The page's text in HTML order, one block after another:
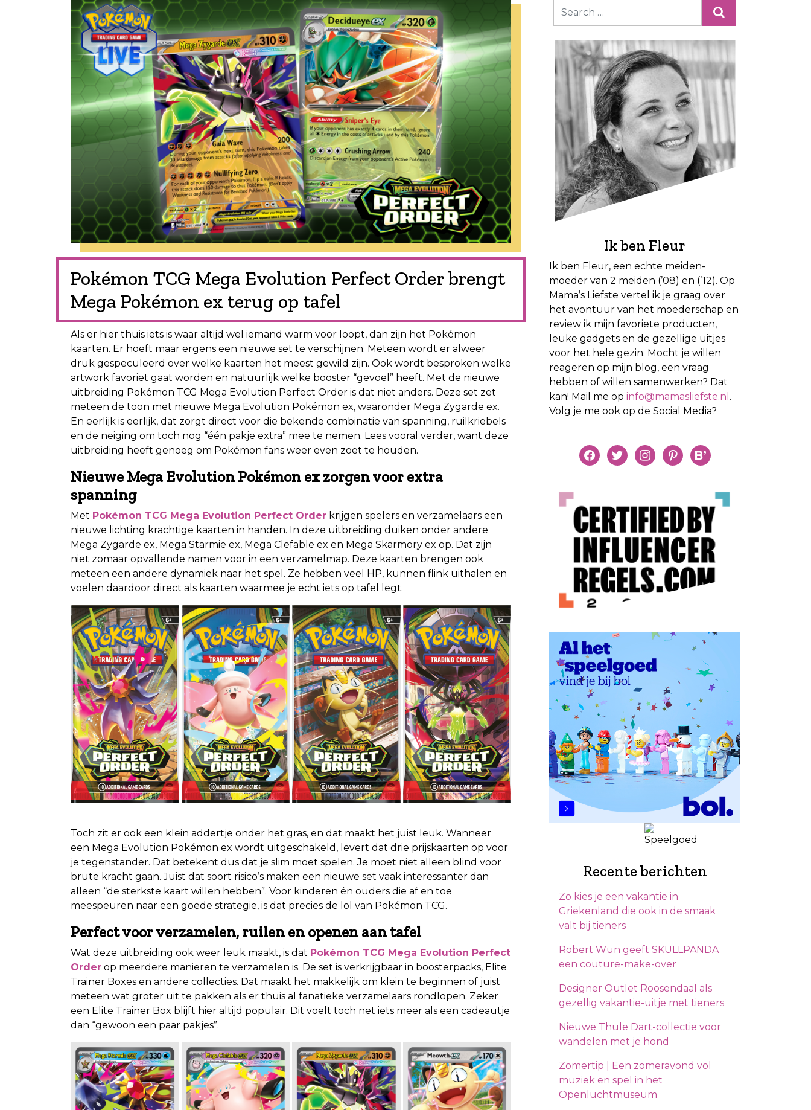
Pokémon TCG Mega Evolution Perfect Order brengt
Mega Pokémon ex terug op tafel
Als er hier thuis iets is waar altijd wel iemand warm voor loopt, dan zijn het Pokémon
kaarten. Er hoeft maar ergens een nieuwe set te verschijnen. Meteen wordt er alweer
druk gespeculeerd over welke kaarten het meest gewild zijn. Ook wordt besproken welke
artwork favoriet gaat worden en natuurlijk welke booster “gevoel” heeft. Met de nieuwe
uitbreiding Pokémon TCG Mega Evolution Perfect Order is dat niet anders. Deze set zet
meteen de toon met nieuwe Mega Evolution Pokémon ex, waaronder Mega Zygarde ex.
En eerlijk is eerlijk, dat zorgt direct voor die bekende combinatie van spanning, ruilkriebels
en de neiging om toch nog “één pakje extra” mee te nemen. Lees vooral verder, want deze
uitbreiding heeft genoeg om Pokémon fans weer even zoet te houden.
Nieuwe Mega Evolution Pokémon ex zorgen voor extra
spanning
Met Pokémon TCG Mega Evolution Perfect Order krijgen spelers en verzamelaars een
nieuwe lichting krachtige kaarten in handen. In deze uitbreiding duiken onder andere
Mega Zygarde ex, Mega Starmie ex, Mega Clefable ex en Mega Skarmory ex op. Dat zijn
niet zomaar opvallende namen voor in een verzamelmap. Deze kaarten brengen ook
meteen een andere dynamiek naar het spel. Ze hebben veel HP, kunnen flink uithalen en
voelen daardoor direct als kaarten waarmee je echt iets op tafel legt.
Toch zit er ook een klein addertje onder het gras, en dat maakt het juist leuk. Wanneer
een Mega Evolution Pokémon ex wordt uitgeschakeld, levert dat drie prijskaarten op voor
je tegenstander. Dat betekent dus dat je slim moet spelen. Je moet niet alleen blind voor
brute kracht gaan. Juist dat soort risico’s maken een nieuwe set vaak interessanter dan
alleen “de sterkste kaart willen hebben”. Voor kinderen én ouders die af en toe
meespeuren naar een goede strategie, is dat precies de lol van Pokémon TCG.
Perfect voor verzamelen, ruilen en openen aan tafel
Wat deze uitbreiding ook weer leuk maakt, is dat Pokémon TCG Mega Evolution Perfect
Order op meerdere manieren te verzamelen is. De set is verkrijgbaar in boosterpacks, Elite
Trainer Boxes en andere collecties. Dat maakt het makkelijk om klein te beginnen of juist
meteen wat groter uit te pakken als er thuis al fanatieke verzamelaars rondlopen. Zeker
een Elite Trainer Box blijft hier altijd populair. Dit voelt toch net iets meer als een cadeautje
dan “gewoon een paar pakjes”.
Ik ben Fleur
Ik ben Fleur, een echte meiden-
moeder van 2 meiden (’08) en (’12). Op
Mama’s Liefste vertel ik je graag over
het avontuur van het moederschap en
review ik mijn favoriete producten,
leuke gadgets en de gezellige uitjes
voor het hele gezin. Mocht je willen
reageren op mijn blog, een vraag
hebben of willen samenwerken? Dat
kan! Mail me op info@mamasliefste.nl .
Volg je me ook op de Social Media?
facebooktwitterinstagrampinterestbloglovin
Recente berichten
Zo kies je een vakantie in
Griekenland die ook in de smaak
valt bij tieners
Robert Wun geeft SKULLPANDA
een couture-make-over
Designer Outlet Roosendaal als
gezellig vakantie-uitje met tieners
Nieuwe Thule Dart-collectie voor
wandelen met je hond
Zomertip | Een zomeravond vol
muziek en spel in het
Openluchtmuseum